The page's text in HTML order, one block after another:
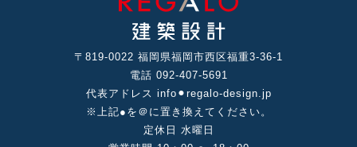
〒819-0022 福岡県福岡市⻄区福重3-36-1
電話 092-407-5691
代表アドレス info⚫︎regalo-design.jp
※上記●を＠に置き換えてください。
定休⽇ ⽔曜⽇